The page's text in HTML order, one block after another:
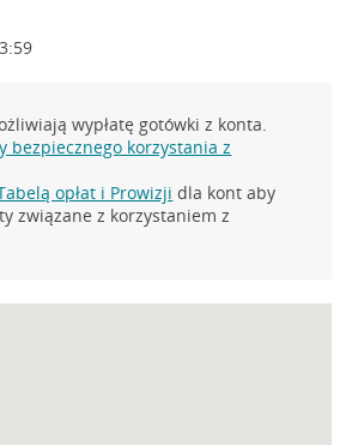
wypłatę gotówki z konta.
bezpiecznego korzystania z
opłat i Prowizji dla kont aby
związane z korzystaniem z